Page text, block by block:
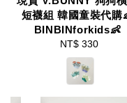
短襪組 韓國童裝代購
BINBINforkids👶
Regular
price
NT$ 330